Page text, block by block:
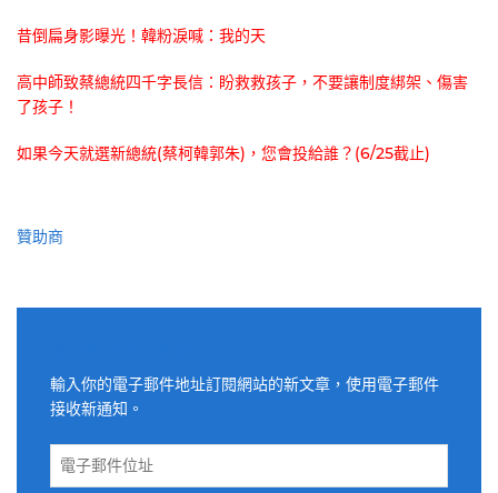
昔倒扁身影曝光！韓粉淚喊：我的天
高中師致蔡總統四千字長信：盼救救孩子，不要讓制度綁架、傷害
了孩子！
如果今天就選新總統(蔡柯韓郭朱)，您會投給誰？(6/25截止)
贊助商
輸入你的電子郵件地址訂閱網站的新文章，使用電子郵件
接收新通知。
電